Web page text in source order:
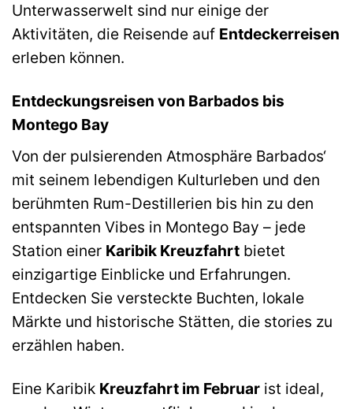
Unterwasserwelt sind nur einige der
Aktivitäten, die Reisende auf Entdeckerreisen
erleben können.
Entdeckungsreisen von Barbados bis
Montego Bay
Von der pulsierenden Atmosphäre Barbados‘
mit seinem lebendigen Kulturleben und den
berühmten Rum-Destillerien bis hin zu den
entspannten Vibes in Montego Bay – jede
Station einer Karibik Kreuzfahrt bietet
einzigartige Einblicke und Erfahrungen.
Entdecken Sie versteckte Buchten, lokale
Märkte und historische Stätten, die stories zu
erzählen haben.
Eine Karibik Kreuzfahrt im Februar ist ideal,